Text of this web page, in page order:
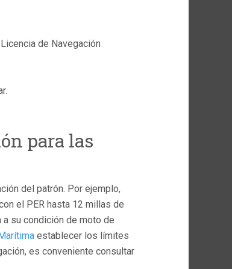
de Navegación
para las
del patrón. Por ejemplo,
el PER hasta 12 millas de
su condición de moto de
establecer los límites
es conveniente consultar